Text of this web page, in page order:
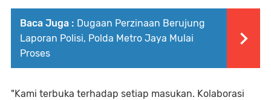
Baca Juga : Dugaan Perzinaan Berujung
Laporan Polisi, Polda Metro Jaya Mulai
Proses
"Kami terbuka terhadap setiap masukan. Kolaborasi